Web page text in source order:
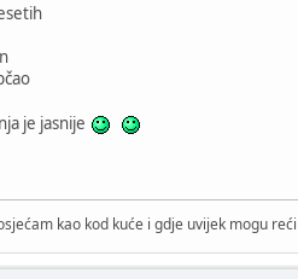
je jasnije
kao kod kuće i gdje uvijek mogu